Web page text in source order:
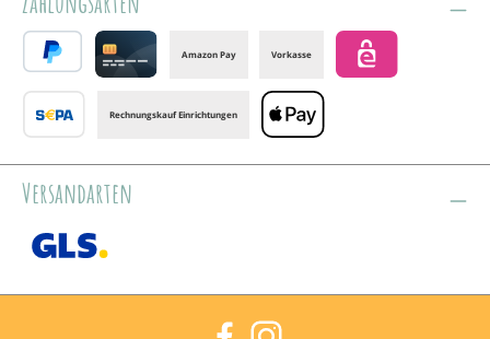
Amazon Pay Vorkasse
Rechnungskauf Einrichtungen
Versandarten